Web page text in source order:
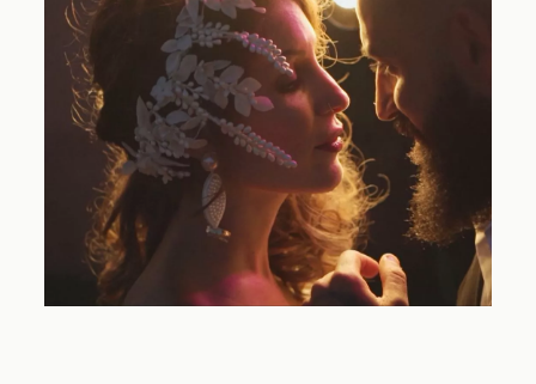
SOBRE NOSOTROS
BLOG
CONTACTO